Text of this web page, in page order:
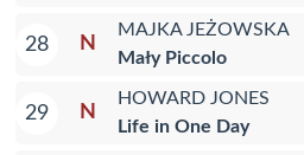
28 N
MAJKA JEŻOWSKA
Mały Piccolo
29 N
HOWARD JONES
Life in One Day